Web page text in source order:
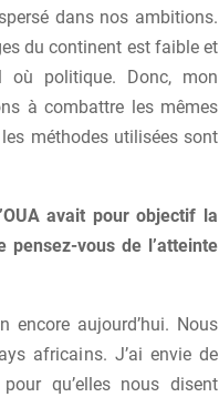
dans nos ambitions.
du continent est faible et
où politique. Donc, mon
à combattre les mêmes
méthodes utilisées sont
avait pour objectif la
pensez-vous de l’atteinte
aujourd’hui. Nous
africains. J’ai envie de
qu’elles nous disent